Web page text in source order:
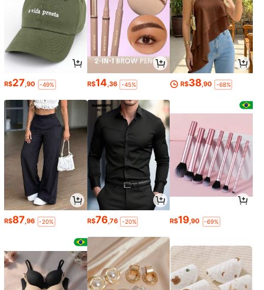
R$27,90 -49% R$14,36 -45% R$38,90 -68%
R$87,96 -20% R$76,76 -20% R$19,90 -69%